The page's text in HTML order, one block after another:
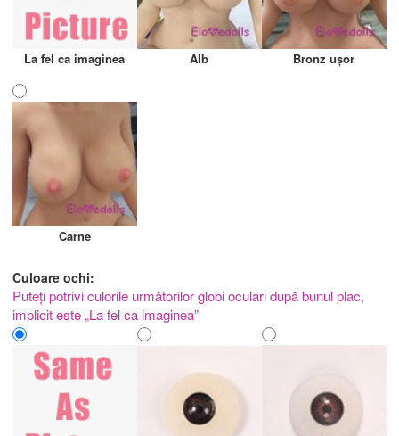
La fel ca imaginea Alb Bronz ușor
Carne
Culoare ochi:
Puteți potrivi culorile următorilor globi oculari după bunul plac,
implicit este „La fel ca imaginea”